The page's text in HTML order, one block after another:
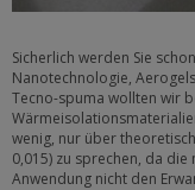
Sicherlich werden Sie
Nanotechnologie,
Tecno-spuma wollten wir
wenig, nur über
0,015) zu sprechen, da
Anwendung nicht den